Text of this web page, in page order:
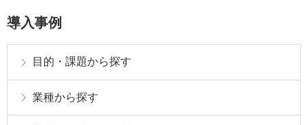
導入事例
目的・課題から探す
業種から探す